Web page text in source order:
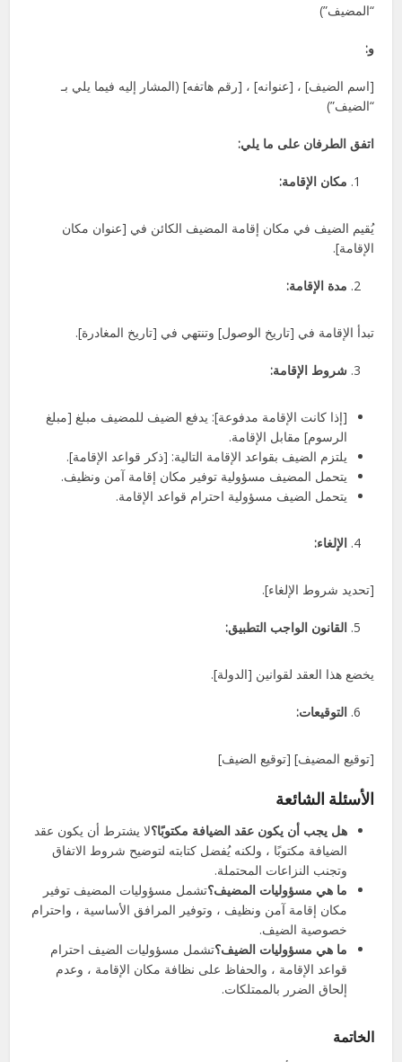
“المضيف”)
و:
[اسم الضيف] ، [عنوانه] ، [رقم هاتفه] (المشار إليه فيما يلي بـ
“الضيف”)
اتفق الطرفان على ما يلي:
مكان الإقامة:
يُقيم الضيف في مكان إقامة المضيف الكائن في [عنوان مكان
الإقامة].
مدة الإقامة:
تبدأ الإقامة في [تاريخ الوصول] وتنتهي في [تاريخ المغادرة].
شروط الإقامة:
[إذا كانت الإقامة مدفوعة]: يدفع الضيف للمضيف مبلغ [مبلغ
الرسوم] مقابل الإقامة.
يلتزم الضيف بقواعد الإقامة التالية: [ذكر قواعد الإقامة].
يتحمل المضيف مسؤولية توفير مكان إقامة آمن ونظيف.
يتحمل الضيف مسؤولية احترام قواعد الإقامة.
الإلغاء:
[تحديد شروط الإلغاء].
القانون الواجب التطبيق:
يخضع هذا العقد لقوانين [الدولة].
التوقيعات:
[توقيع المضيف] [توقيع الضيف]
الأسئلة الشائعة
هل يجب أن يكون عقد الضيافة مكتوبًا؟لا يشترط أن يكون عقد
الضيافة مكتوبًا ، ولكنه يُفضل كتابته لتوضيح شروط الاتفاق
وتجنب النزاعات المحتملة.
ما هي مسؤوليات المضيف؟تشمل مسؤوليات المضيف توفير
مكان إقامة آمن ونظيف ، وتوفير المرافق الأساسية ، واحترام
خصوصية الضيف.
ما هي مسؤوليات الضيف؟تشمل مسؤوليات الضيف احترام
قواعد الإقامة ، والحفاظ على نظافة مكان الإقامة ، وعدم
إلحاق الضرر بالممتلكات.
الخاتمة